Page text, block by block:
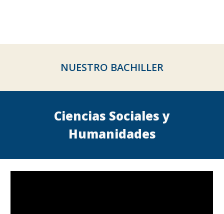
NUESTRO BACHILLER
Ciencias Sociales y
Humanidades